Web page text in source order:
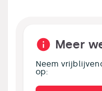
Meer
Neem
op: